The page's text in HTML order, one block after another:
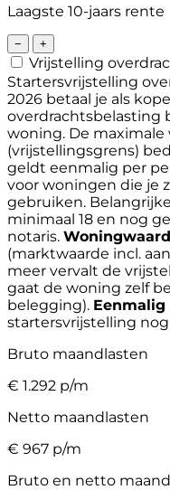
Laagste 10-jaars rente
− +
Vrijstelling
Startersvrijstelling
2026 betaal je als
overdrachtsbelasting
woning. De
(vrijstellingsgrens)
geldt eenmalig per
voor woningen die je
gebruiken.
minimaal 18 en nog
notaris.
(marktwaarde incl.
meer vervalt de
gaat de woning zelf
belegging). Eenmalig
startersvrijstelling
Bruto maandlasten
€ 1.292 p/m
Netto maandlasten
€ 967 p/m
Bruto en netto